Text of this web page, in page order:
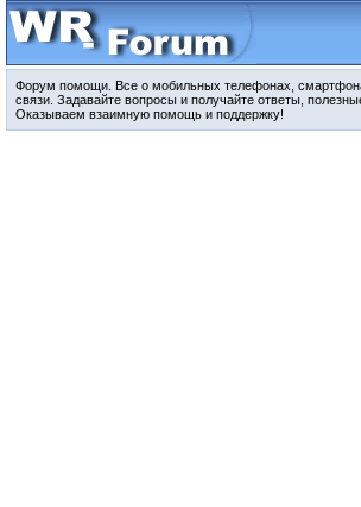
Форум помощи. Все о мобильных телефонах,
связи. Задавайте вопросы и получайте ответы,
Оказываем взаимную помощь и поддержку!